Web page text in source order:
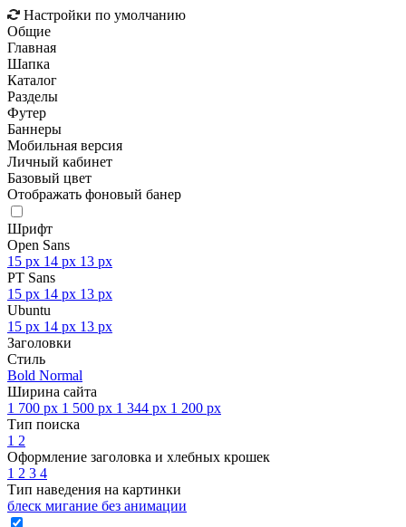
Настройки по умолчанию
Общие
Главная
Шапка
Каталог
Разделы
Футер
Баннеры
Мобильная версия
Личный кабинет
Базовый цвет
Отображать фоновый банер
Шрифт
Open Sans
15 px 14 px 13 px
PT Sans
15 px 14 px 13 px
Ubuntu
15 px 14 px 13 px
Заголовки
Стиль
Bold Normal
Ширина сайта
1 700 px 1 500 px 1 344 px 1 200 px
Тип поиска
1 2
Оформление заголовка и хлебных крошек
1 2 3 4
Тип наведения на картинки
блеск мигание без анимации